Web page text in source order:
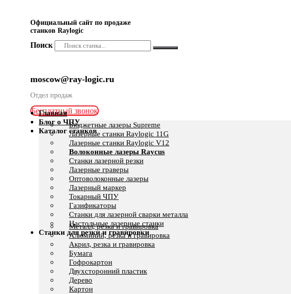
Официальный сайт по продаже
станков Raylogic
Поиск
moscow@ray-logic.ru
Отдел продаж
Бесплатный звонок
Главная
Блог о ЧПУ
Каталог станков
Бюджетные лазеры Supreme
Лазерные станки Raylogic 11G
Лазерные станки Raylogic V12
Волоконные лазеры Raycus
Станки лазерной резки
Лазерные граверы
Оптоволоконные лазеры
Лазерный маркер
Токарный ЧПУ
Газификаторы
Cтанки для лазерной сварки металла
Настольные лазерные станки
Станки для резки и гравировки
Металл, резка и гравировка
Алюминий, резка и гравировка
Акрил, резка и гравировка
Бумага
Гофрокартон
Двухсторонний пластик
Дерево
Картон